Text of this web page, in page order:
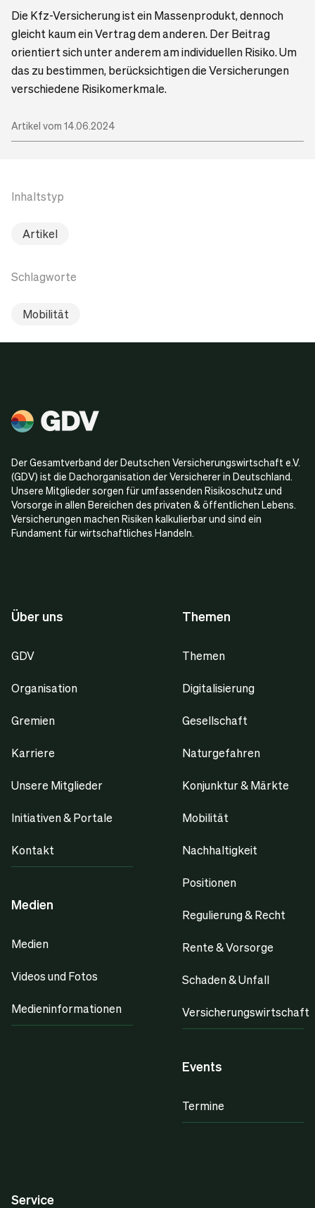
Die Kfz-Versicherung ist ein Massenprodukt, dennoch
gleicht kaum ein Vertrag dem anderen. Der Beitrag
orientiert sich unter anderem am individuellen Risiko. Um
das zu bestimmen, berücksichtigen die Versicherungen
verschiedene Risikomerkmale.
Artikel vom 14.06.2024
Inhaltstyp
Artikel
Schlagworte
Mobilität
Der Gesamtverband der Deutschen Versicherungswirtschaft e.V.
(GDV) ist die Dachorganisation der Versicherer in Deutschland.
Unsere Mitglieder sorgen für umfassenden Risikoschutz und
Vorsorge in allen Bereichen des privaten & öffentlichen Lebens.
Versicherungen machen Risiken kalkulierbar und sind ein
Fundament für wirtschaftliches Handeln.
Über uns
GDV
Organisation
Gremien
Karriere
Unsere Mitglieder
Initiativen & Portale
Kontakt
Medien
Medien
Videos und Fotos
Medieninformationen
Themen
Themen
Digitalisierung
Gesellschaft
Naturgefahren
Konjunktur & Märkte
Mobilität
Nachhaltigkeit
Positionen
Regulierung & Recht
Rente & Vorsorge
Schaden & Unfall
Versicherungswirtschaft
Events
Termine
Service